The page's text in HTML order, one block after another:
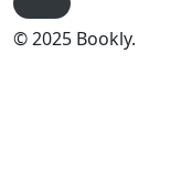
© 2025 Bookly.